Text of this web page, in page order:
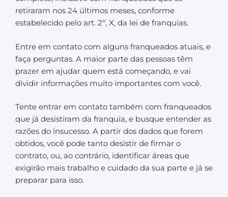
retiraram nos 24 últimos meses, conforme
estabelecido pelo art. 2º, X, da lei de franquias.
Entre em contato com alguns franqueados atuais, e
faça perguntas. A maior parte das pessoas têm
prazer em ajudar quem está começando, e vai
dividir informações muito importantes com você.
Tente entrar em contato também com franqueados
que já desistiram da franquia, e busque entender as
razões do insucesso. A partir dos dados que forem
obtidos, você pode tanto desistir de firmar o
contrato, ou, ao contrário, identificar áreas que
exigirão mais trabalho e cuidado da sua parte e já se
preparar para isso.